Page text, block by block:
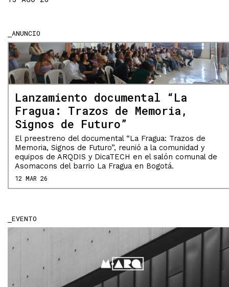
ANUNCIO
Lanzamiento documental “La
Fragua: Trazos de Memoria,
Signos de Futuro”
El preestreno del documental “La Fragua: Trazos de
Memoria, Signos de Futuro”, reunió a la comunidad y
equipos de ARQDIS y DicaTECH en el salón comunal de
Asomacons del barrio La Fragua en Bogotá.
12 MAR 26
EVENTO